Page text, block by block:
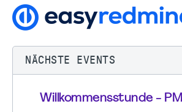
NÄCHSTE EVENTS
Willkommensstunde - PMI